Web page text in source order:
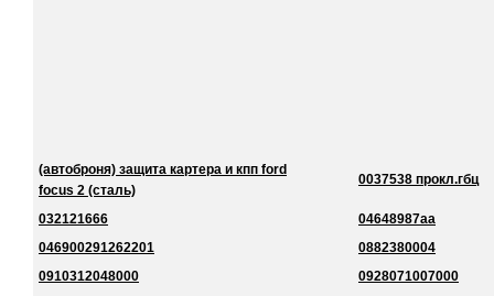
(автоброня) защита картера и кпп ford
focus 2 (сталь)
0037538 прокл.гбц
032121666
04648987aa
046900291262201
0882380004
0910312048000
0928071007000